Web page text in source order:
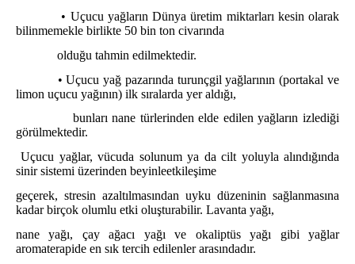
• Uçucu yağların Dünya üretim miktarları kesin olarak
bilinmemekle birlikte 50 bin ton civarında
olduğu tahmin edilmektedir.
• Uçucu yağ pazarında turunçgil yağlarının (portakal ve
limon uçucu yağının) ilk sıralarda yer aldığı,
bunları nane türlerinden elde edilen yağların izlediği
görülmektedir.
Uçucu yağlar, vücuda solunum ya da cilt yoluyla alındığında
sinir sistemi üzerinden beyinleetkileşime
geçerek, stresin azaltılmasından uyku düzeninin sağlanmasına
kadar birçok olumlu etki oluşturabilir. Lavanta yağı,
nane yağı, çay ağacı yağı ve okaliptüs yağı gibi yağlar
aromaterapide en sık tercih edilenler arasındadır.